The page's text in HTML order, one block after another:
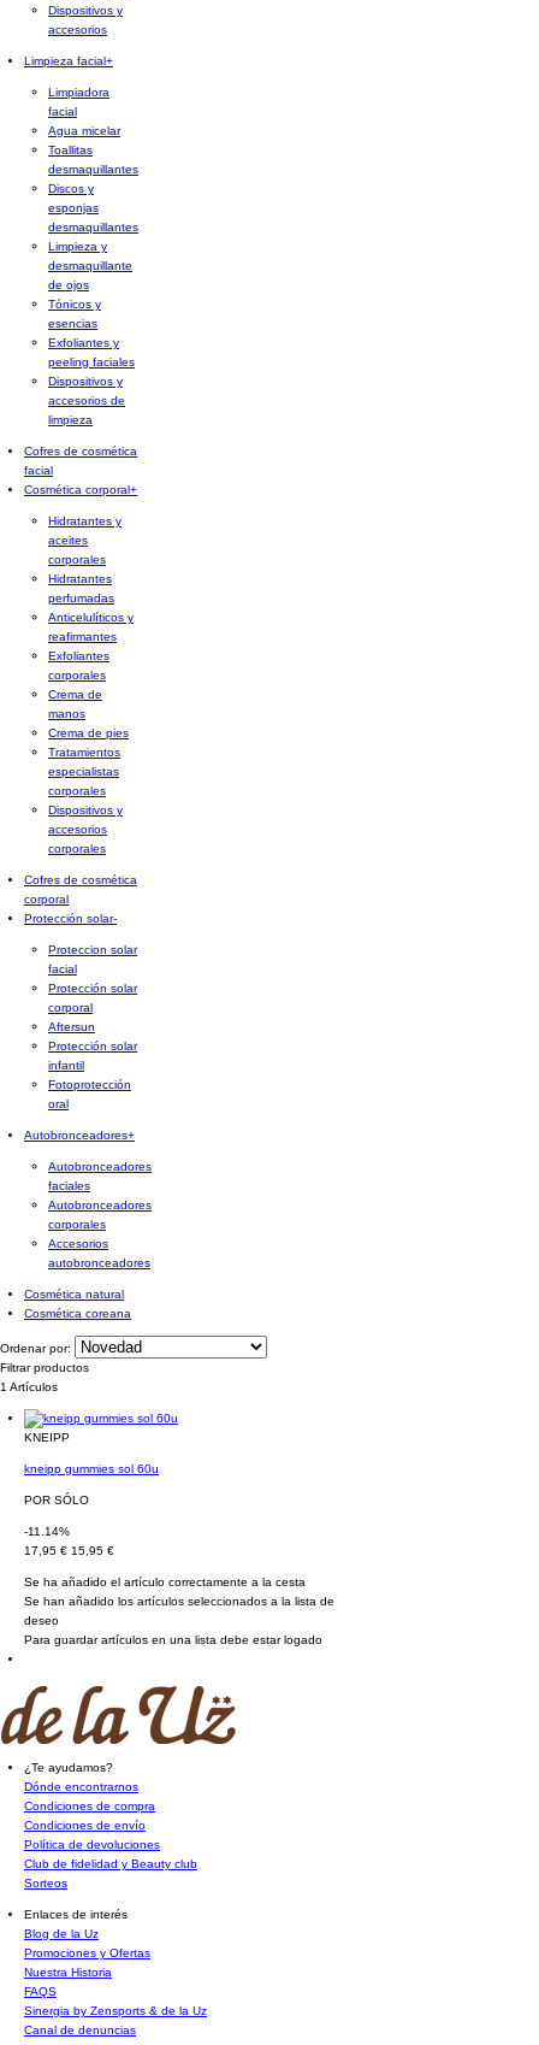
Dispositivos y
accesorios
Limpieza facial+
Limpiadora
facial
Agua micelar
Toallitas
desmaquillantes
Discos y
esponjas
desmaquillantes
Limpieza y
desmaquillante
de ojos
Tónicos y
esencias
Exfoliantes y
peeling faciales
Dispositivos y
accesorios de
limpieza
Cofres de cosmética
facial
Cosmética corporal+
Hidratantes y
aceites
corporales
Hidratantes
perfumadas
Anticelulíticos y
reafirmantes
Exfoliantes
corporales
Crema de
manos
Crema de pies
Tratamientos
especialistas
corporales
Dispositivos y
accesorios
corporales
Cofres de cosmética
corporal
Protección solar-
Proteccion solar
facial
Protección solar
corporal
Aftersun
Protección solar
infantil
Fotoprotección
oral
Autobronceadores+
Autobronceadores
faciales
Autobronceadores
corporales
Accesorios
autobronceadores
Cosmética natural
Cosmética coreana
Ordenar por:
Filtrar productos
1 Artículos
KNEIPP
kneipp gummies sol 60u
POR SÓLO
-11.14%
17,95 € 15,95 €
Se ha añadido el artículo correctamente a la cesta
Se han añadido los artículos seleccionados a la lista de
deseo
Para guardar artículos en una lista debe estar logado
¿Te ayudamos?
Dónde encontrarnos
Condiciones de compra
Condiciones de envío
Política de devoluciones
Club de fidelidad y Beauty club
Sorteos
Enlaces de interés
Blog de la Uz
Promociones y Ofertas
Nuestra Historia
FAQS
Sinergia by Zensports & de la Uz
Canal de denuncias